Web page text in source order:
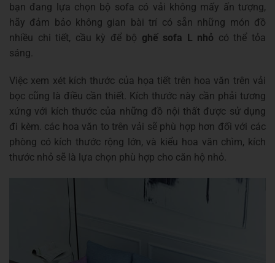
bạn đang lựa chọn bộ sofa có vải không mấy ấn tượng,
hãy đảm bảo không gian bài trí có sẵn những món đồ
nhiều chi tiết, cầu kỳ để bộ ghế sofa L nhỏ có thể tỏa
sáng.
Việc xem xét kích thước của họa tiết trên hoa văn trên vải
bọc cũng là điều cần thiết. Kích thước này cần phải tương
xứng với kích thước của những đồ nội thất được sử dụng
đi kèm. các hoa văn to trên vải sẽ phù hợp hơn đối với các
phòng có kích thước rộng lớn, và kiểu hoa văn chìm, kích
thước nhỏ sẽ là lựa chọn phù hợp cho căn hộ nhỏ.